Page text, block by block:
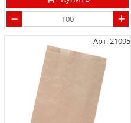
Арт. 21095